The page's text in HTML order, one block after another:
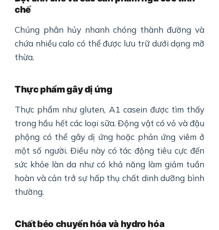
chế
Chúng phân hủy nhanh chóng thành đường và
chứa nhiều calo có thể được lưu trữ dưới dạng mỡ
thừa.
Thực phẩm gây dị ứng
Thực phẩm như gluten, A1 casein được tìm thấy
trong hầu hết các loại sữa. Động vật có vỏ và đậu
phộng có thể gây dị ứng hoặc phản ứng viêm ở
một số người. Điều này có tác động tiêu cực đến
sức khỏe làn da như có khả năng làm giảm tuần
hoàn và cản trở sự hấp thụ chất dinh dưỡng bình
thường.
Chất béo chuyển hóa và hydro hóa